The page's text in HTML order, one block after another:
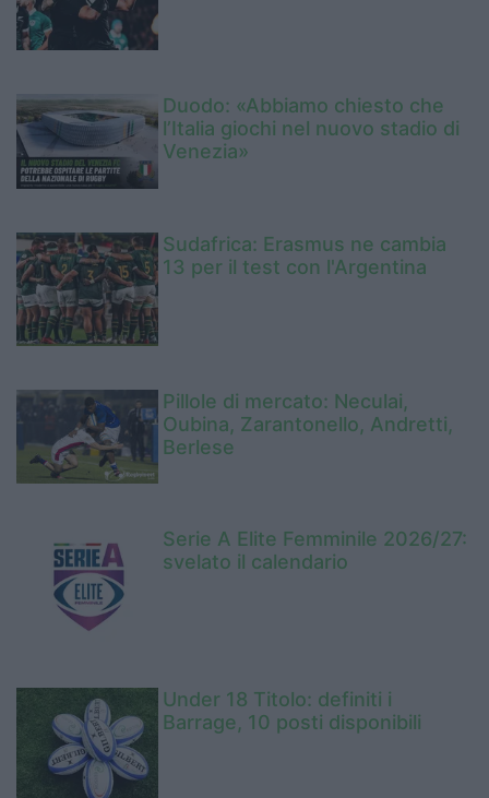
Duodo: «Abbiamo chiesto che
l’Italia giochi nel nuovo stadio di
Venezia»
Sudafrica: Erasmus ne cambia
13 per il test con l'Argentina
Pillole di mercato: Neculai,
Oubina, Zarantonello, Andretti,
Berlese
Serie A Elite Femminile 2026/27:
svelato il calendario
Under 18 Titolo: definiti i
Barrage, 10 posti disponibili